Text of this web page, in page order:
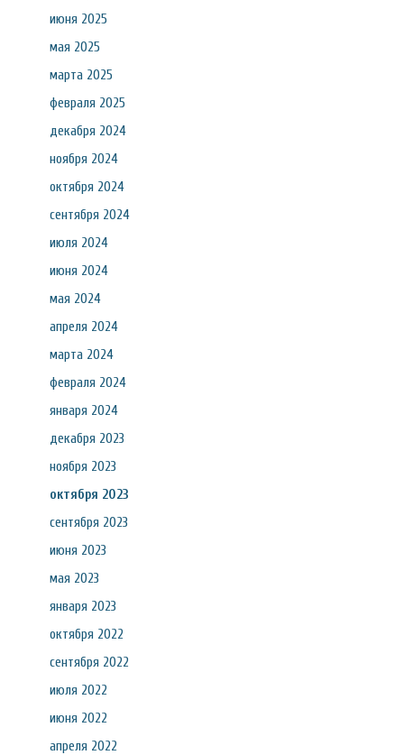
июня 2025
мая 2025
марта 2025
февраля 2025
декабря 2024
ноября 2024
октября 2024
сентября 2024
июля 2024
июня 2024
мая 2024
апреля 2024
марта 2024
февраля 2024
января 2024
декабря 2023
ноября 2023
октября 2023
сентября 2023
июня 2023
мая 2023
января 2023
октября 2022
сентября 2022
июля 2022
июня 2022
апреля 2022